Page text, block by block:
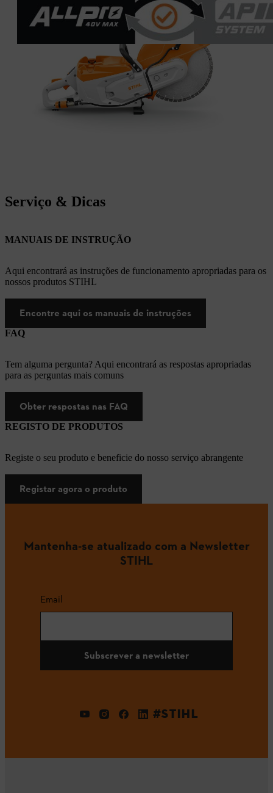
Serviço & Dicas
MANUAIS DE INSTRUÇÃO
Aqui encontrará as instruções de funcionamento apropriadas para os
nossos produtos STIHL
Encontre aqui os manuais de instruções
FAQ
Tem alguma pergunta? Aqui encontrará as respostas apropriadas
para as perguntas mais comuns
Obter respostas nas FAQ
REGISTO DE PRODUTOS
Registe o seu produto e beneficie do nosso serviço abrangente
Registar agora o produto
Mantenha-se atualizado com a Newsletter
STIHL
Email
Subscrever a newsletter
#STIHL